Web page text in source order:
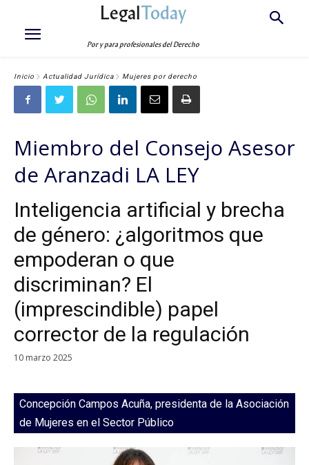
LegalToday
Por y para profesionales del Derecho
Inicio Actualidad Jurídica Mujeres por derecho
Miembro del Consejo Asesor
de Aranzadi LA LEY
Inteligencia artificial y brecha
de género: ¿algoritmos que
empoderan o que
discriminan? El
(imprescindible) papel
corrector de la regulación
10 marzo 2025
Concepción Campos Acuña, presidenta de la Asociación
de Mujeres en el Sector Público